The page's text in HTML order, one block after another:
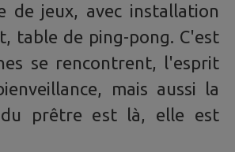
de jeux, avec installation
table de ping-pong. C'est
se rencontrent, l'esprit
mais aussi la
du prêtre est là, elle est